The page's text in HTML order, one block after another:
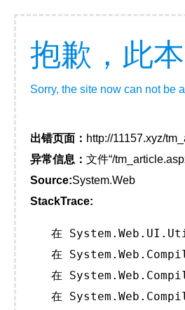
抱歉，此
Sorry, the site now can not be
出错页面： http://11157.xyz/
异常信息： 文件“/
Source:System.Web
StackTrace:
在
在
在
在